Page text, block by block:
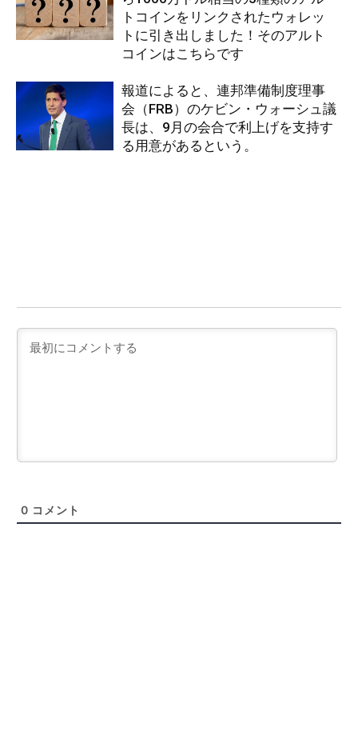
トコインをリンクされたウォレッ
トに引き出しました！そのアルト
コインはこちらです
報道によると、連邦準備制度理事
会（FRB）のケビン・ウォーシュ議
長は、9月の会合で利上げを支持す
る用意があるという。
0 コメント